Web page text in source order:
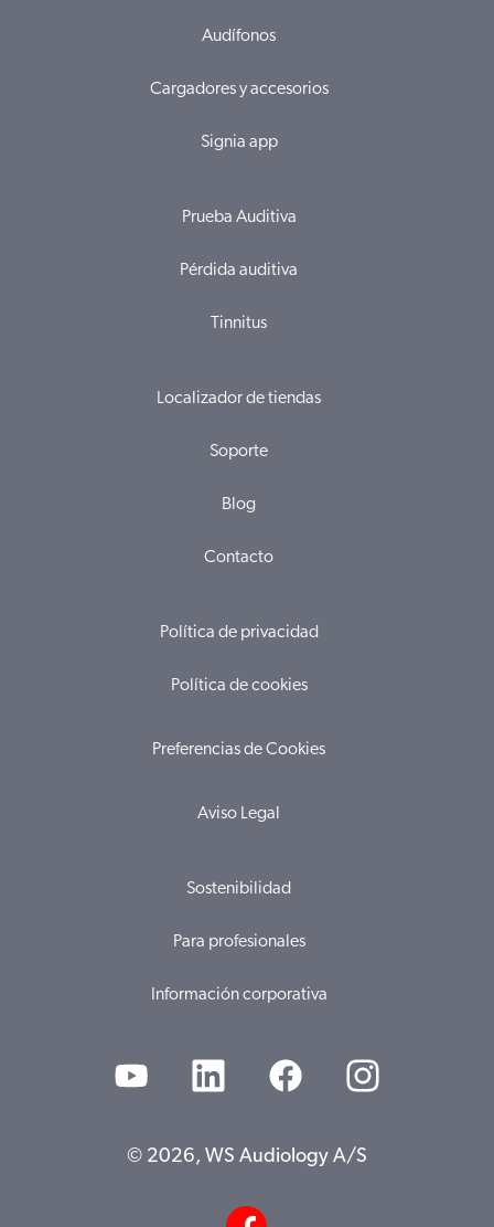
Audífonos
Cargadores y accesorios
Signia app
Prueba Auditiva
Pérdida auditiva
Tinnitus
Localizador de tiendas
Soporte
Blog
Contacto
Política de privacidad
Política de cookies
Preferencias de Cookies
Aviso Legal
Sostenibilidad
Para profesionales
Información corporativa
© 2026, WS Audiology A/S